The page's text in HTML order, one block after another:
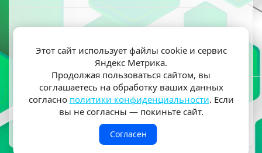
Я ознакомлен(а) и согласен(на) на обработку моих
персональных данных согласно
политики
конфиденциальности
Этот сайт использует файлы cookie и сервис
Яндекс Метрика.
Продолжая пользоваться сайтом, вы
соглашаетесь на обработку ваших данных
согласно политики конфиденциальности. Если
вы не согласны — покиньте сайт.
Согласен